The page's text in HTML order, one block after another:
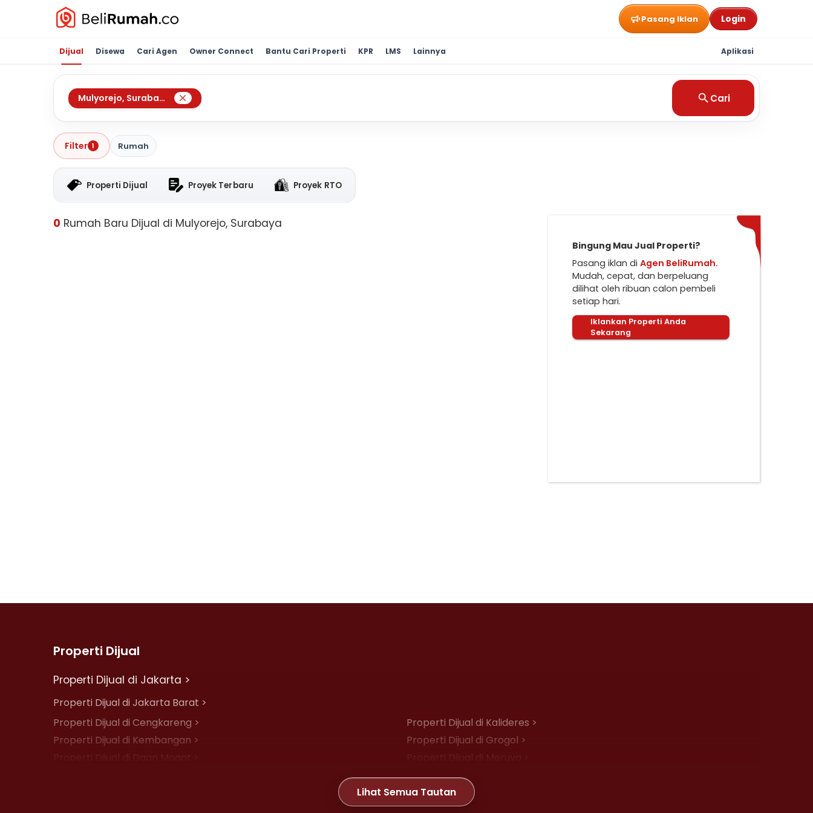
Pasang Iklan Login
Dijual Disewa Cari Agen Owner Connect Bantu Cari Properti KPR LMS Lainnya Aplikasi
Mulyorejo, Surabaya Cari
Filter 1 Rumah
Properti Dijual Proyek Terbaru Proyek RTO
0 Rumah Baru Dijual di Mulyorejo, Surabaya
Bingung Mau Jual Properti?
Pasang iklan di Agen BeliRumah.
Mudah, cepat, dan berpeluang
dilihat oleh ribuan calon pembeli
setiap hari.
Iklankan Properti Anda
Sekarang
Properti Dijual
Properti Dijual di Jakarta >
Properti Dijual di Jakarta Barat >
Properti Dijual di Cengkareng >
Properti Dijual di Kalideres >
Properti Dijual di Kembangan >
Properti Dijual di Grogol >
Properti Dijual di Daan Mogot >
Properti Dijual di Meruya >
Properti Dijual di Joglo >
Lihat Semua Tautan